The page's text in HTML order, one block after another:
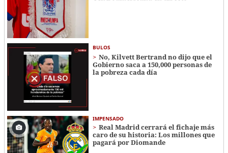
BULOS
No, Kilvett Bertrand no dijo que el
Gobierno saca a 150,000 personas de
la pobreza cada día
IMPENSADO
Real Madrid cerrará el fichaje más
caro de su historia: Los millones que
pagará por Diomande